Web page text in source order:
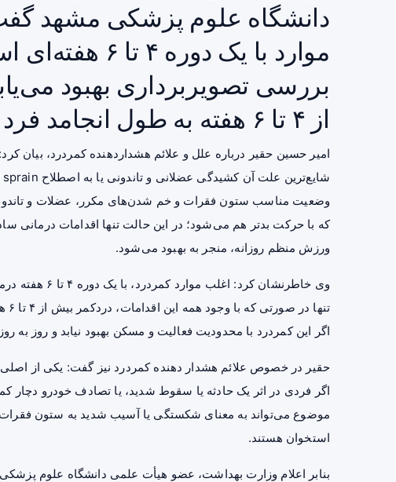
دانشگاه علوم پزشکی مشهد
موارد با یک
بررسی تصویربرداری بهبود
از ۴ تا ۶ هفته به طول انجامد فرد باید به پزشک مراجعه کند.
امیر حسین حقیر درباره علل و علائم هشداردهنده کمردرد، بیان
وضعیت مناسب ستون فقرات و خم شدن‌های مکرر، عضلات و
که با حرکت بدتر هم می‌شود؛ در این حالت تنها اقدامات درمانی
ورزش منظم روزانه، منجر به بهبود می‌شود.
وی خاطرنشان
اگر این کمردرد با محدودیت فعالیت و مسکن بهبود نیابد و روز به
حقیر در خصوص علائم هشدار دهنده کمردرد نیز گفت: یکی از
اگر فردی در اثر یک حادثه یا سقوط شدید، یا تصادف خودرو دچار
موضوع می‌تواند به معنای شکستگی یا آسیب شدید به ستون فقرات
استخوان هستند.
بنابر اعلام وزارت بهداشت، عضو هیأت علمی دانشگاه علوم